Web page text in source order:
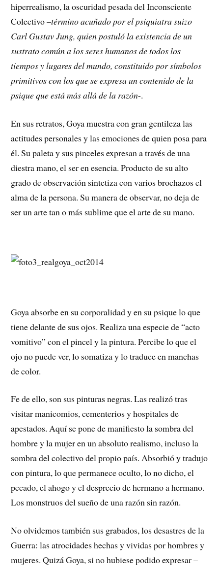
hiperrealismo, la oscuridad pesada del Inconsciente
Colectivo –término acuñado por el psiquiatra suizo
Carl Gustav Jung, quien postuló la existencia de un
sustrato común a los seres humanos de todos los
tiempos y lugares del mundo, constituido por símbolos
primitivos con los que se expresa un contenido de la
psique que está más allá de la razón-.
En sus retratos, Goya muestra con gran gentileza las
actitudes personales y las emociones de quien posa para
él. Su paleta y sus pinceles expresan a través de una
diestra mano, el ser en esencia. Producto de su alto
grado de observación sintetiza con varios brochazos el
alma de la persona. Su manera de observar, no deja de
ser un arte tan o más sublime que el arte de su mano.
Goya absorbe en su corporalidad y en su psique lo que
tiene delante de sus ojos. Realiza una especie de “acto
vomitivo” con el pincel y la pintura. Percibe lo que el
ojo no puede ver, lo somatiza y lo traduce en manchas
de color.
Fe de ello, son sus pinturas negras. Las realizó tras
visitar manicomios, cementerios y hospitales de
apestados. Aquí se pone de manifiesto la sombra del
hombre y la mujer en un absoluto realismo, incluso la
sombra del colectivo del propio país. Absorbió y tradujo
con pintura, lo que permanece oculto, lo no dicho, el
pecado, el ahogo y el desprecio de hermano a hermano.
Los monstruos del sueño de una razón sin razón.
No olvidemos también sus grabados, los desastres de la
Guerra: las atrocidades hechas y vividas por hombres y
mujeres. Quizá Goya, si no hubiese podido expresar –